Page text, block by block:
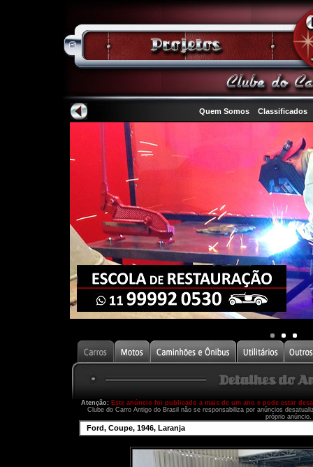
Quem Somos Classificados
Atenção: Este anúncio foi publicado a mais de um ano e pode estar
Clube do Carro Antigo do Brasil não se responsabiliza por anúncios
próprio anúncio.
Ford, Coupe, 1946, Laranja